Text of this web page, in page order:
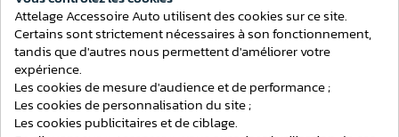
faisceau
Faisceau
A choisir dans le menu
Attelage Accessoire Auto utilisent des cookies sur ce site.
Certains sont strictement nécessaires à son fonctionnement,
tandis que d'autres nous permettent d'améliorer votre
expérience.
Les cookies de mesure d'audience et de performance ;
Les cookies de personnalisation du site ;
Les cookies publicitaires et de ciblage.